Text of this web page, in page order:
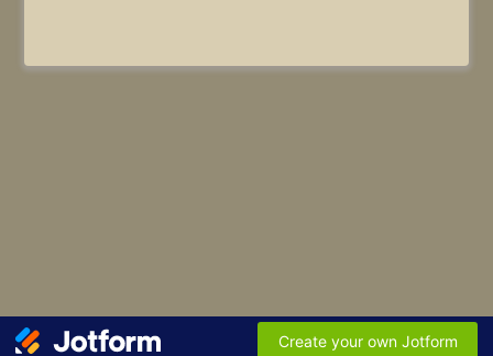
Create your own Jotform